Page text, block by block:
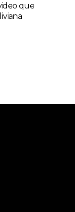
que